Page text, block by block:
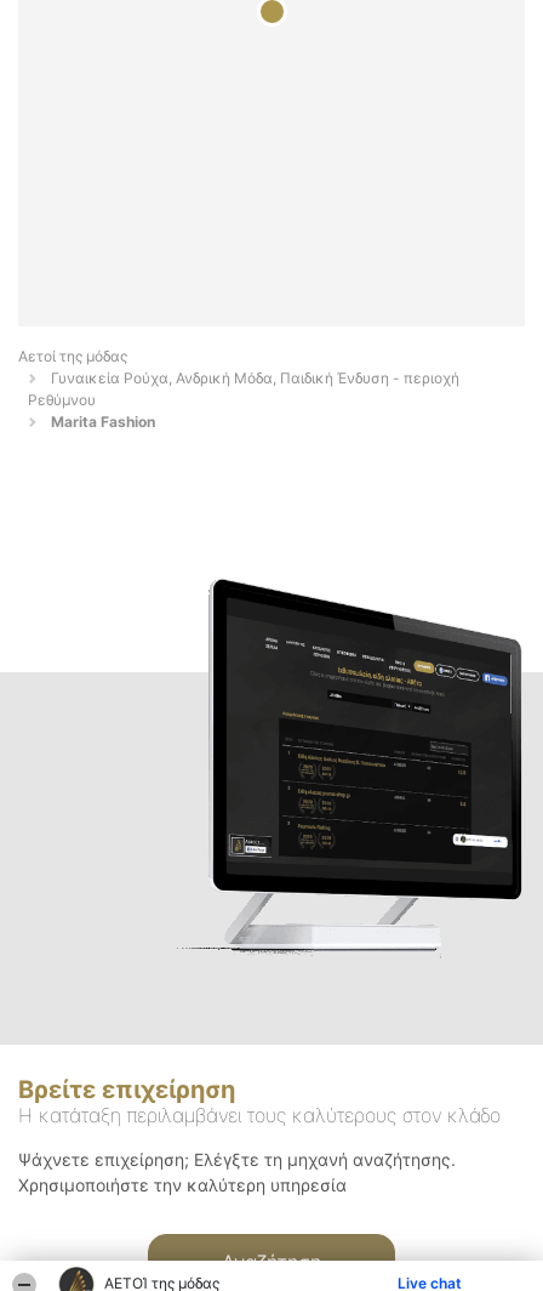
ΑΕΤΟΊ της μόδας Live chat
Αετοί της μόδας
Γυναικεία Ρούχα, Ανδρική Μόδα, Παιδική Ένδυση - περιοχή
Ρεθύμνου
Marita Fashion
Βρείτε επιχείρηση
Η κατάταξη περιλαμβάνει τους καλύτερους στον κλάδο
Ψάχνετε επιχείρηση; Ελέγξτε τη μηχανή αναζήτησης.
Χρησιμοποιήστε την καλύτερη υπηρεσία
Αναζήτηση